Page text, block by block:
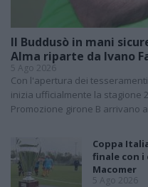
Il Buddusò in mani
Alma riparte da Ivano
5 Ago 2026
Con l'apertura dei
inizia ufficialmente la stagione
Promozione girone B arrivano
Coppa
finale con i
Macomer
5 Ago 2026